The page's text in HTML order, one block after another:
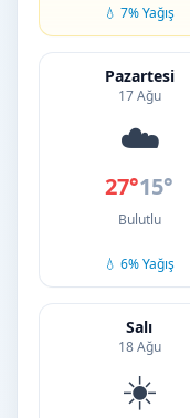
💧 7% Yağış
Pazartesi
17 Ağu
☁️
27°15°
Bulutlu
💧 6% Yağış
Salı
18 Ağu
☀️